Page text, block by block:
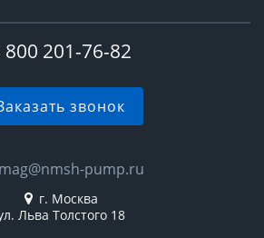
800 201-76-82
звонок
mag@nmsh-pump.ru
г. Москва
Льва Толстого 18